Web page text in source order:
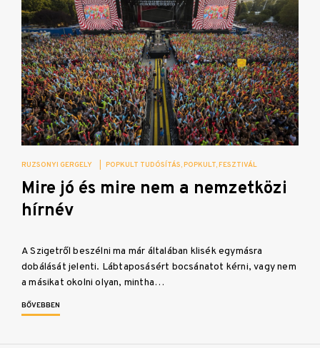
RUZSONYI GERGELY POPKULT TUDÓSÍTÁS POPKULT FESZTIVÁL
Mire jó és mire nem a nemzetközi
hírnév
A Szigetről beszélni ma már általában klisék egymásra
dobálását jelenti. Lábtaposásért bocsánatot kérni, vagy nem
a másikat okolni olyan, mintha…
BŐVEBBEN